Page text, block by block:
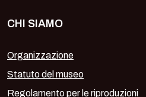
CHI SIAMO
Organizzazione
Statuto del museo
Regolamento per le riproduzioni